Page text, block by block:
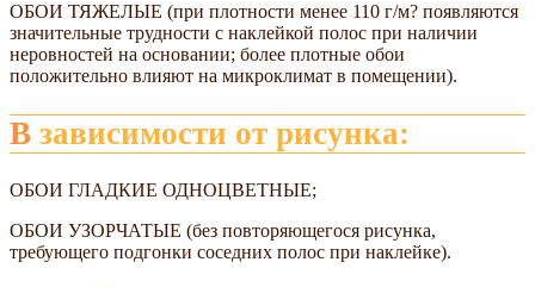
ОБОИ ТЯЖЕЛЫЕ (при плотности менее 110 г/м? появляются
значительные трудности с наклейкой полос при наличии
неровностей на основании; более плотные обои
положительно влияют на микроклимат в помещении).
В зависимости от рисунка:
ОБОИ ГЛАДКИЕ ОДНОЦВЕТНЫЕ;
ОБОИ УЗОРЧАТЫЕ (без повторяющегося рисунка,
требующего подгонки соседних полос при наклейке).